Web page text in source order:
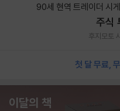
90세 현역 트레이더 시
주식
후지모토
첫 달 무료,
이달의 책